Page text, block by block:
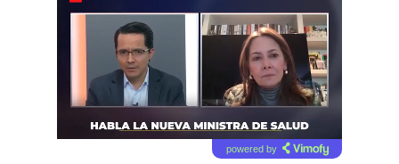
powered by